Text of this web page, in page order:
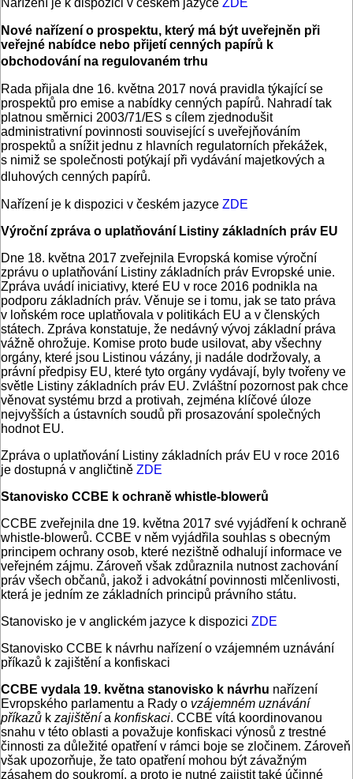
Nařízení je k dispozici v českém jazyce ZDE
Nové nařízení o prospektu, který má být uveřejněn při
veřejné nabídce nebo přijetí cenných papírů k
obchodování na regulovaném trhu
Rada přijala dne 16. května 2017 nová pravidla týkající se
prospektů pro emise a nabídky cenných papírů. Nahradí tak
platnou směrnici 2003/71/ES s cílem zjednodušit
administrativní povinnosti související s uveřejňováním
prospektů a snížit jednu z hlavních regulatorních překážek,
s nimiž se společnosti potýkají při vydávání majetkových a
dluhových cenných papírů.
Nařízení je k dispozici v českém jazyce ZDE
Výroční zpráva o uplatňování Listiny základních práv EU
Dne 18. května 2017 zveřejnila Evropská komise výroční
zprávu o uplatňování Listiny základních práv Evropské unie.
Zpráva uvádí iniciativy, které EU v roce 2016 podnikla na
podporu základních práv. Věnuje se i tomu, jak se tato práva
v loňském roce uplatňovala v politikách EU a v členských
státech. Zpráva konstatuje, že nedávný vývoj základní práva
vážně ohrožuje. Komise proto bude usilovat, aby všechny
orgány, které jsou Listinou vázány, ji nadále dodržovaly, a
právní předpisy EU, které tyto orgány vydávají, byly tvořeny ve
světle Listiny základních práv EU. Zvláštní pozornost pak chce
věnovat systému brzd a protivah, zejména klíčové úloze
nejvyšších a ústavních soudů při prosazování společných
hodnot EU.
Zpráva o uplatňování Listiny základních práv EU v roce 2016
je dostupná v angličtině ZDE
Stanovisko CCBE k ochraně whistle-blowerů
CCBE zveřejnila dne 19. května 2017 své vyjádření k ochraně
whistle-blowerů. CCBE v něm vyjádřila souhlas s obecným
principem ochrany osob, které nezištně odhalují informace ve
veřejném zájmu. Zároveň však zdůraznila nutnost zachování
práv všech občanů, jakož i advokátní povinnosti mlčenlivosti,
která je jedním ze základních principů právního státu.
Stanovisko je v anglickém jazyce k dispozici ZDE
Stanovisko CCBE k návrhu nařízení o vzájemném uznávání
příkazů k zajištění a konfiskaci
CCBE vydala 19. května stanovisko k návrhu nařízení
Evropského parlamentu a Rady o vzájemném uznávání
příkazů k zajištěnía konfiskaci. CCBE vítá koordinovanou
snahu v této oblasti a považuje konfiskaci výnosů z trestné
činnosti za důležité opatření v rámci boje se zločinem. Zároveň
však upozorňuje, že tato opatření mohou být závažným
zásahem do soukromí, a proto je nutné zajistit také účinné